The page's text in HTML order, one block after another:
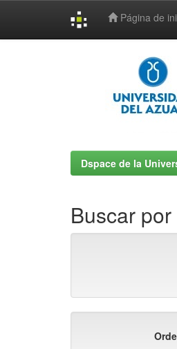
Página de
Dspace de la
Buscar